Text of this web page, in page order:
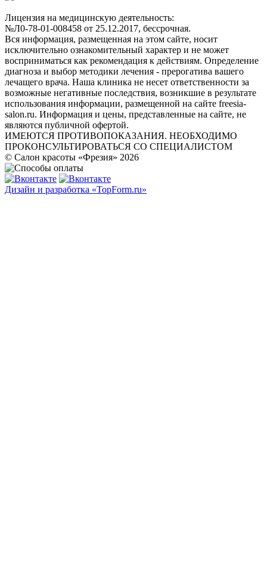
Лицензия на медицинскую деятельность:
№Л0-78-01-008458 от 25.12.2017, бессрочная.
Вся информация, размещенная на этом сайте, носит
исключительно ознакомительный характер и не может
восприниматься как рекомендация к действиям. Определение
диагноза и выбор методики лечения - прерогатива вашего
лечащего врача. Наша клиника не несет ответственности за
возможные негативные последствия, возникшие в результате
использования информации, размещенной на сайте freesia-
salon.ru. Информация и цены, представленные на сайте, не
являются публичной офертой.
ИМЕЮТСЯ ПРОТИВОПОКАЗАНИЯ. НЕОБХОДИМО
ПРОКОНСУЛЬТИРОВАТЬСЯ СО СПЕЦИАЛИСТОМ
© Салон красоты «Фрезия» 2026
Дизайн и разработка «TopForm.ru»